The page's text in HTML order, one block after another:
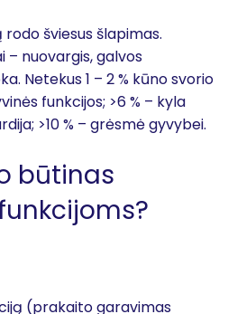
šviesus šlapimas.
– nuovargis, galvos
Netekus 1 – 2 % kūno svorio
funkcijos; >6 % – kyla
>10 % – grėsmė gyvybei.
būtinas
(prakaito garavimas